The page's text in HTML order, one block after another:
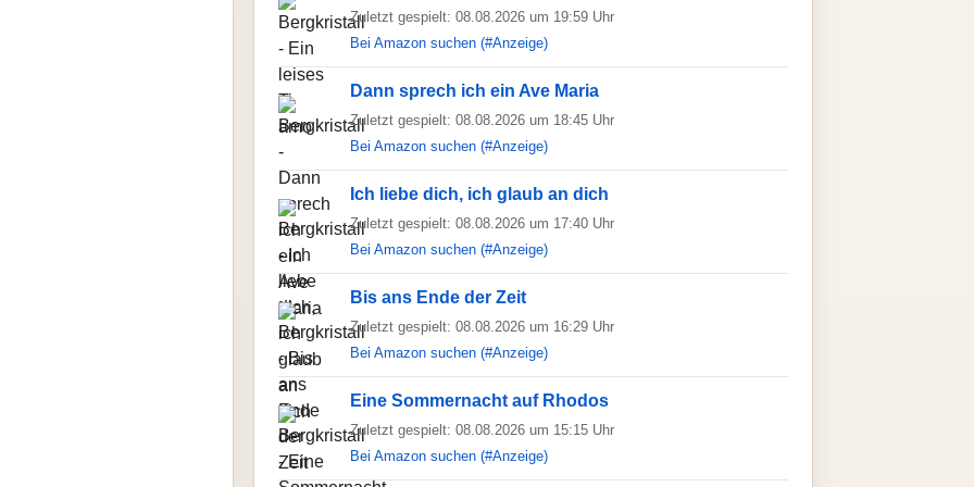
Zuletzt gespielt: 08.08.2026 um 19:59 Uhr
Bei Amazon suchen (#Anzeige)
Dann sprech ich ein Ave Maria
Zuletzt gespielt: 08.08.2026 um 18:45 Uhr
Bei Amazon suchen (#Anzeige)
Ich liebe dich, ich glaub an dich
Zuletzt gespielt: 08.08.2026 um 17:40 Uhr
Bei Amazon suchen (#Anzeige)
Bis ans Ende der Zeit
Zuletzt gespielt: 08.08.2026 um 16:29 Uhr
Bei Amazon suchen (#Anzeige)
Eine Sommernacht auf Rhodos
Zuletzt gespielt: 08.08.2026 um 15:15 Uhr
Bei Amazon suchen (#Anzeige)